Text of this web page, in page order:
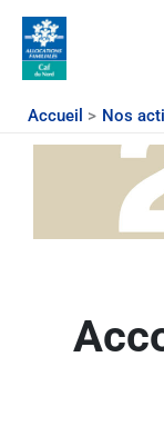
Aller
contenu
Accueil Nos